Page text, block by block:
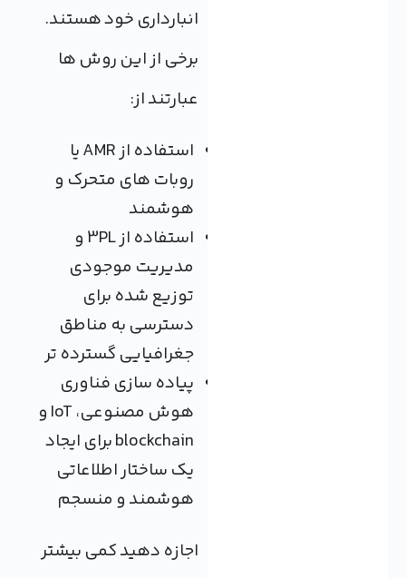
انبارداری خود هستند.
برخی از این روش ها
عبارتند از:
استفاده از AMR یا
روبات های متحرک و
هوشمند
استفاده از 3PL‌ و
مدیریت موجودی
توزیع شده برای
دسترسی به مناطق
جغرافیایی گسترده تر
پیاده سازی فناوری
هوش مصنوعی، IoT و
blockchain برای ایجاد
یک ساختار اطلاعاتی
هوشمند و منسجم
اجازه دهید کمی بیشتر